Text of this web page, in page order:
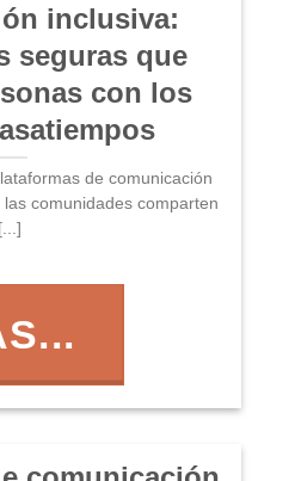
inclusiva:
seguras que
con los
de comunicación
comunidades comparten
[...]